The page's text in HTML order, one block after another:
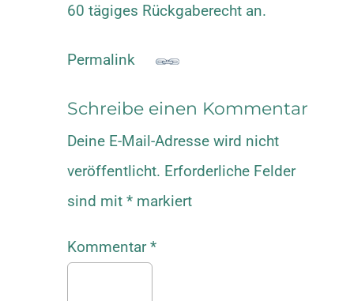
60 tägiges Rückgaberecht an.
Permalink
Schreibe einen Kommentar
Deine E-Mail-Adresse wird nicht
veröffentlicht. Erforderliche Felder
sind mit * markiert
Kommentar*